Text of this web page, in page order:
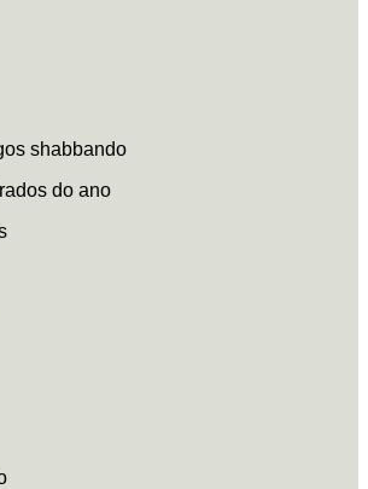
shabbando
do ano